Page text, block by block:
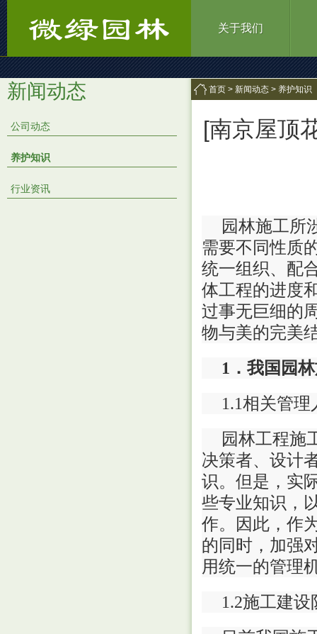
关于我们
新闻动态
公司动态
养护知识
行业资讯
首页 > 新闻动态 > 养护知识
[南京屋顶
园林施工所
需要不同性质
统一组织、配
体工程的进度
过事无巨细的
物与美的完美
1．我国园
1.1相关管
园林工程施
决策者、设计
识。但是，实
些专业知识，
作。因此，作
的同时，加强
用统一的管理
1.2施工建